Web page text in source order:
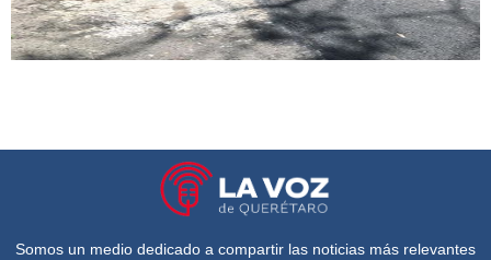
Somos un medio dedicado a compartir las noticias más relevantes